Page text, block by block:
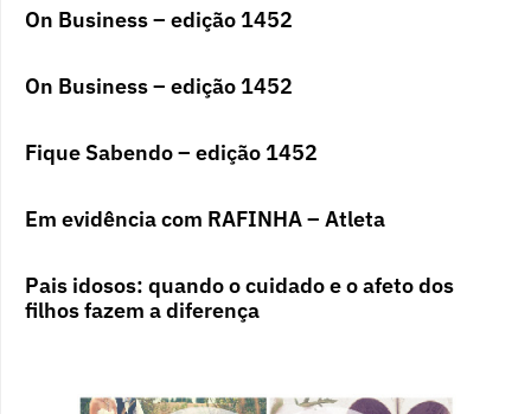
On Business – edição 1452
On Business – edição 1452
Fique Sabendo – edição 1452
Em evidência com RAFINHA – Atleta
Pais idosos: quando o cuidado e o afeto dos
filhos fazem a diferença